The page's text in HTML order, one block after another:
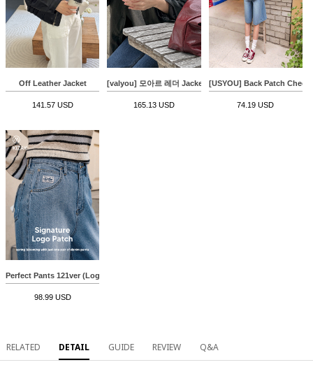
Off Leather Jacket
141.57 USD
[valyou] 모아르 레더 Jacket
165.13 USD
[USYOU] Back Patch Check
74.19 USD
Perfect Pants 121ver (Logo Patch Wide)
98.99 USD
RELATED DETAIL GUIDE REVIEW Q&A